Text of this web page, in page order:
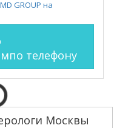
по телефону
Москвы